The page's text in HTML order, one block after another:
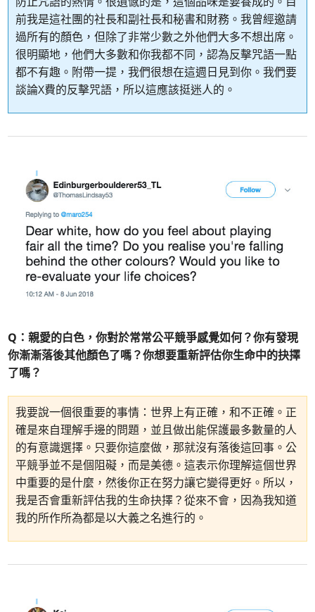
前我是這社團的社長和副社長和秘書和財務。我曾經邀請
過所有的顏色，但除了非常少數之外他們大多不想出席。
很明顯地，他們大多數和你我都不同，認為反擊咒語一點
都不有趣。附帶一提，我們很想在這週日見到你。我們要
談論X費的反擊咒語，所以這應該挺迷人的。
Q：親愛的白色，你對於常常公平競爭感覺如何？你有發現
你漸漸落後其他顏色了嗎？你想要重新評估你生命中的抉擇
了嗎？
我要說一個很重要的事情：世界上有正確，和不正確。正
確是來自理解手邊的問題，並且做出能保護最多數量的人
的有意識選擇。只要你這麼做，那就沒有落後這回事。公
平競爭並不是個阻礙，而是美德。這表示你理解這個世界
中重要的是什麼，然後你正在努力讓它變得更好。所以，
我是否會重新評估我的生命抉擇？從來不會，因為我知道
我的所作所為都是以大義之名進行的。